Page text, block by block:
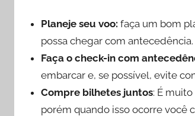
Planeje seu voo: faça um bom
possa chegar com
Faça o check-in com
embarcar e, se possível, evite
Compre bilhetes juntos: É
porém quando isso ocorre você